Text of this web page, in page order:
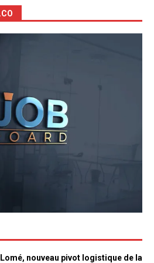
nouveau pivot logistique de la